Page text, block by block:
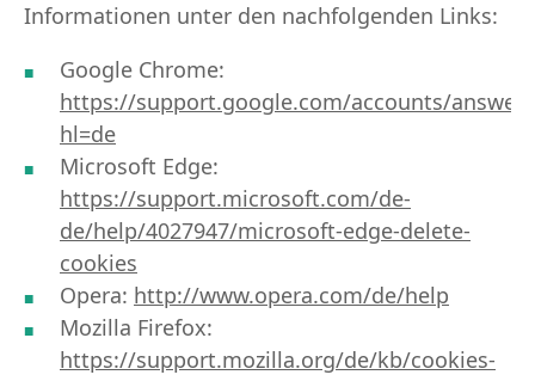
Informationen unter den nachfolgenden Links:
Google Chrome:
https://support.google.com/accounts/answer/
hl=de
Microsoft Edge:
https://support.microsoft.com/de-
de/help/4027947/microsoft-edge-delete-
cookies
Opera: http://www.opera.com/de/help
Mozilla Firefox:
https://support.mozilla.org/de/kb/cookies-